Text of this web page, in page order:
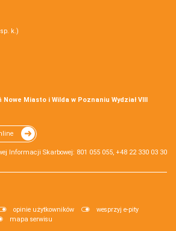
k.)
Nowe Miasto i Wilda w Poznaniu Wydział VIII
Informacji Skarbowej: 801 055 055, +48 22 330 03 30
opinie użytkowników
wesprzyj e-pity
mapa serwisu